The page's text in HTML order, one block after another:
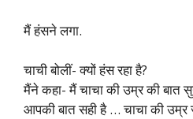
मैं हंसने लगा.
चाची बोलीं- क्यों हंस रहा है?
मैंने कहा- मैं चाचा की उम्र की बात
आपकी बात सही है … चाचा की उम्र